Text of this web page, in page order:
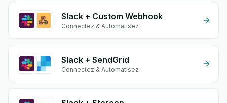
Slack + Custom Webhook
Connectez & Automatisez
Slack + SendGrid
Connectez & Automatisez